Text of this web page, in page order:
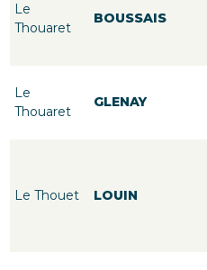
Le
Thouaret
BOUSSAIS
Le
Thouaret
GLENAY
Le Thouet LOUIN